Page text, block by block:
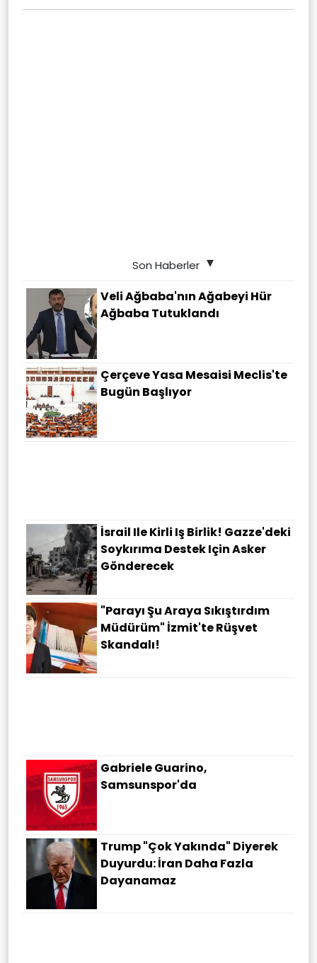
Son Haberler
Veli Ağbaba'nın Ağabeyi Hür
Ağbaba Tutuklandı
Çerçeve Yasa Mesaisi Meclis'te
Bugün Başlıyor
İsrail Ile Kirli Iş Birlik! Gazze'deki
Soykırıma Destek Için Asker
Gönderecek
"Parayı Şu Araya Sıkıştırdım
Müdürüm" İzmit'te Rüşvet
Skandalı!
Gabriele Guarino,
Samsunspor'da
Trump "çok Yakında" Diyerek
Duyurdu: İran Daha Fazla
Dayanamaz